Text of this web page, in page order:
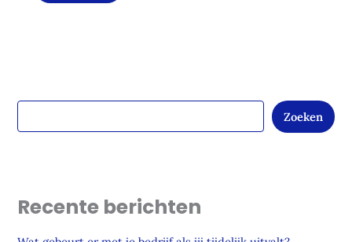
Zoeken
Recente berichten